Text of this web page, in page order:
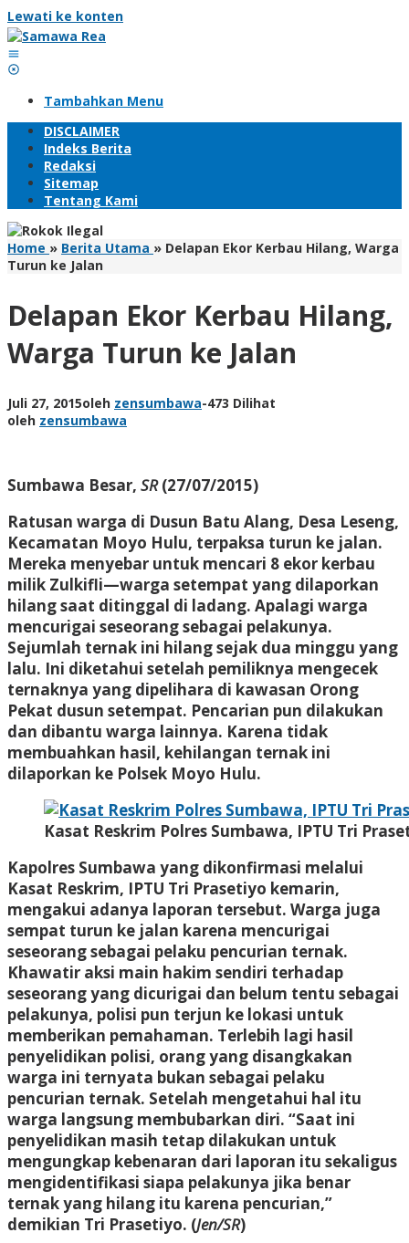
Lewati ke konten
Tambahkan Menu
DISCLAIMER
Indeks Berita
Redaksi
Sitemap
Tentang Kami
Home » Berita Utama » Delapan Ekor Kerbau Hilang, Warga
Turun ke Jalan
Delapan Ekor Kerbau Hilang,
Warga Turun ke Jalan
Juli 27, 2015oleh zensumbawa-473 Dilihat
oleh zensumbawa
Sumbawa Besar, SR(27/07/2015)
Ratusan warga di Dusun Batu Alang, Desa Leseng,
Kecamatan Moyo Hulu, terpaksa turun ke jalan.
Mereka menyebar untuk mencari 8 ekor kerbau
milik Zulkifli—warga setempat yang dilaporkan
hilang saat ditinggal di ladang. Apalagi warga
mencurigai seseorang sebagai pelakunya.
Sejumlah ternak ini hilang sejak dua minggu yang
lalu. Ini diketahui setelah pemiliknya mengecek
ternaknya yang dipelihara di kawasan Orong
Pekat dusun setempat. Pencarian pun dilakukan
dan dibantu warga lainnya. Karena tidak
membuahkan hasil, kehilangan ternak ini
dilaporkan ke Polsek Moyo Hulu.
Kasat Reskrim Polres Sumbawa, IPTU Tri
Kapolres Sumbawa yang dikonfirmasi melalui
Kasat Reskrim, IPTU Tri Prasetiyo kemarin,
mengakui adanya laporan tersebut. Warga juga
sempat turun ke jalan karena mencurigai
seseorang sebagai pelaku pencurian ternak.
Khawatir aksi main hakim sendiri terhadap
seseorang yang dicurigai dan belum tentu sebagai
pelakunya, polisi pun terjun ke lokasi untuk
memberikan pemahaman. Terlebih lagi hasil
penyelidikan polisi, orang yang disangkakan
warga ini ternyata bukan sebagai pelaku
pencurian ternak. Setelah mengetahui hal itu
warga langsung membubarkan diri. “Saat ini
penyelidikan masih tetap dilakukan untuk
mengungkap kebenaran dari laporan itu sekaligus
mengidentifikasi siapa pelakunya jika benar
ternak yang hilang itu karena pencurian,”
demikian Tri Prasetiyo. (Jen/SR)